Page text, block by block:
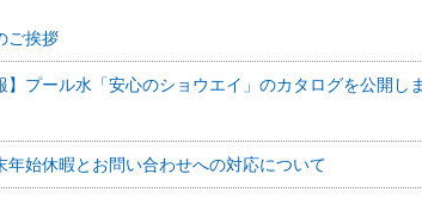
ご挨拶
】プール水「安心のショウエイ」のカタログを公開しま
年始休暇とお問い合わせへの対応について